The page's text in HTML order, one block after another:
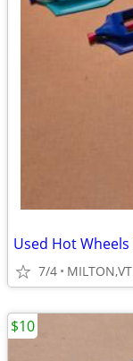
7/4 MILTON,VT
$10